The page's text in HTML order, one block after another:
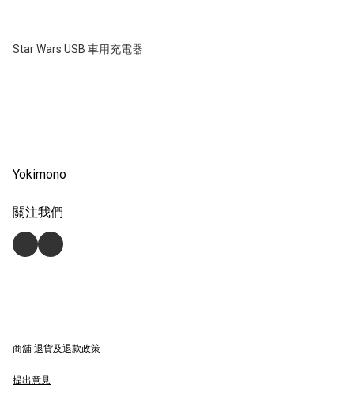
Star Wars USB 車用充電器
Yokimono
關注我們
商舖 退貨及退款政策
提出意見